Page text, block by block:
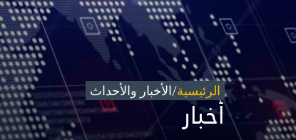
المركز الإعلامي
للتواصل
شاركونا
الرئيسية/الأخبار والأحداث
أخبار